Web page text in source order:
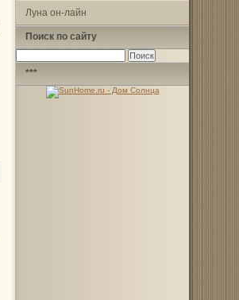
Луна он-лайн
Поиск по сайту
Найти:
***